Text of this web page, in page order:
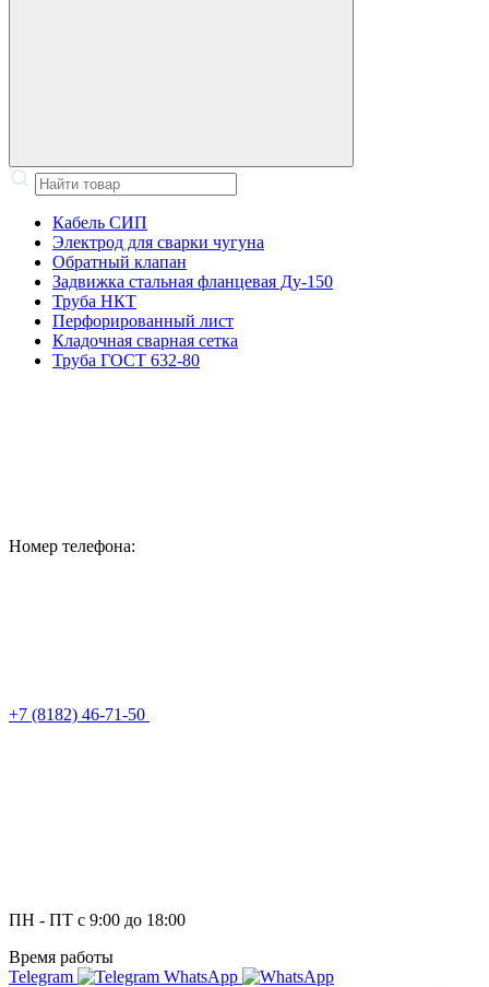
Кабель СИП
Электрод для сварки чугуна
Обратный клапан
Задвижка стальная фланцевая Ду-150
Труба НКТ
Перфорированный лист
Кладочная сварная сетка
Труба ГОСТ 632-80
Номер телефона:
+7 (8182) 46-71-50
ПН - ПТ с 9:00 до 18:00
Время работы
Telegram
WhatsApp